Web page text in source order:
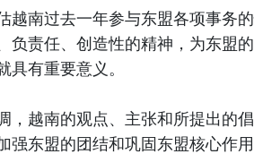
越南过去一年参与东盟各项事务
负责任、创造性的精神，为东盟
具有重要意义。
，越南的观点、主张和所提出的
强东盟的团结和巩固东盟核心作